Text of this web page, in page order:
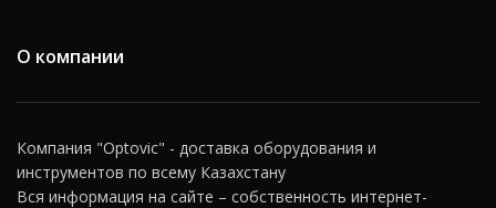
О компании
Компания "Optovic" - доставка оборудования и
инструментов по всему Казахстану
Вся информация на сайте – собственность интернет-